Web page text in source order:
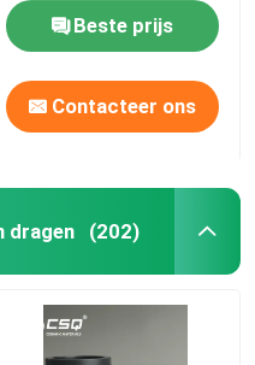
Beste prijs
Contacteer ons
dragen (202)